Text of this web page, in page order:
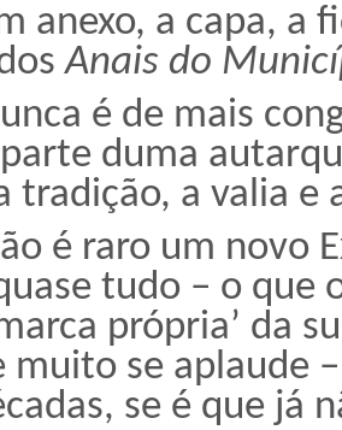
a capa, a
Anais do
é de mais
duma
tradição, a valia e
é raro um novo
tudo – o que
própria’ da
muito se aplaude
se é que já